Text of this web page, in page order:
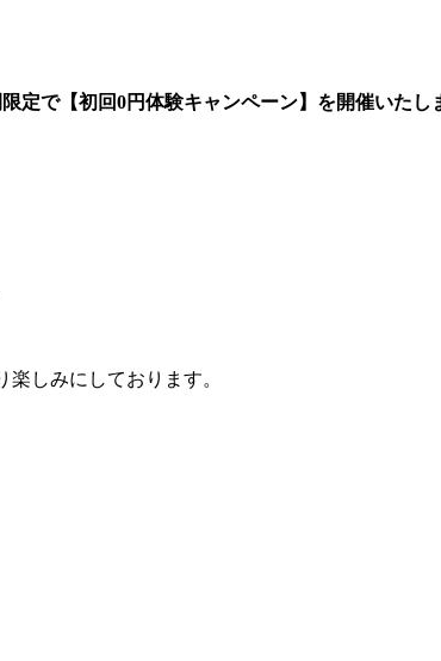
定で【初回0円体験キャンペーン】を開催いたし
しみにしております。